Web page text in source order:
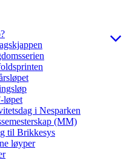
løpet
i Nesparken
(MM)
til Brikkesys
løyper